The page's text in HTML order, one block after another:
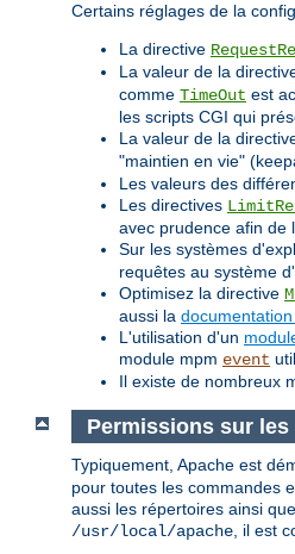
Certains réglages de la
La directive
La valeur de la
comme TimeOut est
les scripts CGI qui
La valeur de la
"maintien en vie"
Les valeurs des
Les directives
avec prudence afin de
Sur les systèmes
requêtes au système
Optimisez la directive
aussi la
L'utilisation d'un
module mpm event
Il existe de nombreux
Permissions sur
Typiquement, Apache est
pour toutes les commandes
aussi les répertoires ainsi
/usr/local/apache, il est